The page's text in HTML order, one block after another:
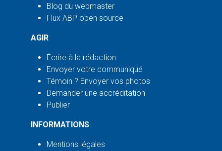
Blog du webmaster
Flux ABP open source
AGIR
Écrire à la rédaction
Envoyer votre communiqué
Témoin ? Envoyer vos photos
Demander une accréditation
Publier
INFORMATIONS
Mentions légales